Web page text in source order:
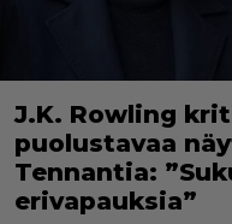
J.K. Rowling
puolustavaa
Tennantia:
erivapauksia”